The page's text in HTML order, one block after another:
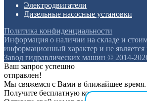
Электродвигатели
Дизельные насосные установки
Политика конфиденциальности
Информация о наличии на складе и
информационный характер и не
Завод гидравлических машин © 2014-
Ваш запрос успешно
отправлен!
Мы свяжемся с Вами в ближайшее время.
Получите бесплатную консультацию